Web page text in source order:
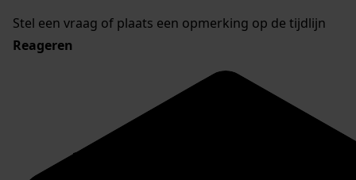
Stel een vraag of plaats een opmerking op de tijdlijn
Reageren